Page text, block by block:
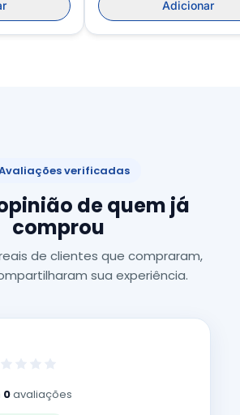
Adicionar
verificadas
de quem já
comprou
de clientes que compraram,
sua experiência.
0avaliações